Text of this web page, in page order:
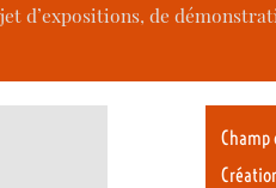
d’expositions, de